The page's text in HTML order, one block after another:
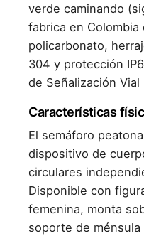
verde caminando
fabrica en
policarbonato,
304 y protección
de Señalización Vial
Características
El semáforo
dispositivo de
circulares
Disponible con
femenina, monta
soporte de